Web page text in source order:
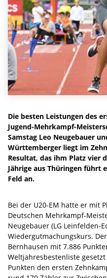
Die besten Leistungen des
Jugend-Mehrkampf-
Samstag Leo Neugebauer
Württemberger liegt im
Resultat, das ihm Platz vier
Jährige aus Thüringen führt
Feld an.
Bei der U20-EM hatte er mit
Deutschen Mehrkampf-
Neugebauer (LG Leinfelden-
Wiedergutmachungskurs.
Bernhausen mit 7.886
Weltjahresbestenliste
Punkten den ersten